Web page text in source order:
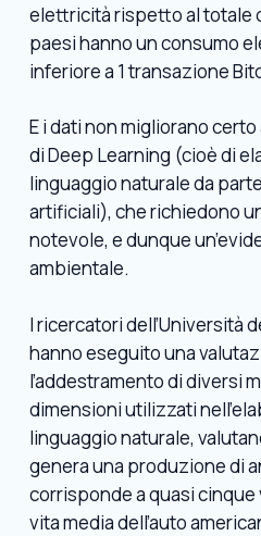
elettricità rispetto al totale
paesi hanno un consumo
inferiore a 1 transazione
E i dati non migliorano
di Deep Learning (cioè di
linguaggio naturale da
artificiali), che richiedono
notevole, e dunque
ambientale.
I ricercatori dell’Università
hanno eseguito una
l’addestramento di diversi
dimensioni utilizzati
linguaggio naturale,
genera una produzione di
corrisponde a quasi
vita media dell’auto